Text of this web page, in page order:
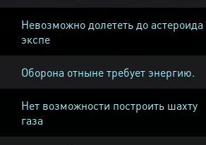
Невозможно долететь до астероида
экспе
Оборона отныне требует энергию.
Нет возможности построить шахту
газа